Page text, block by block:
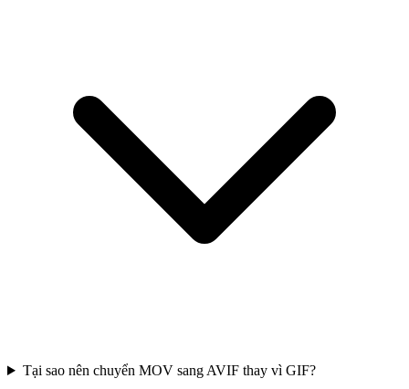
Tại sao nên chuyển MOV sang AVIF thay vì GIF?